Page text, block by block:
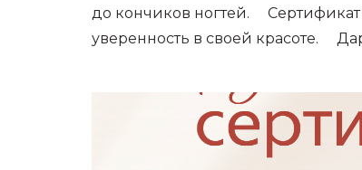
до кончиков ногтей. ⠀
уверенность в своей красоте. ⠀